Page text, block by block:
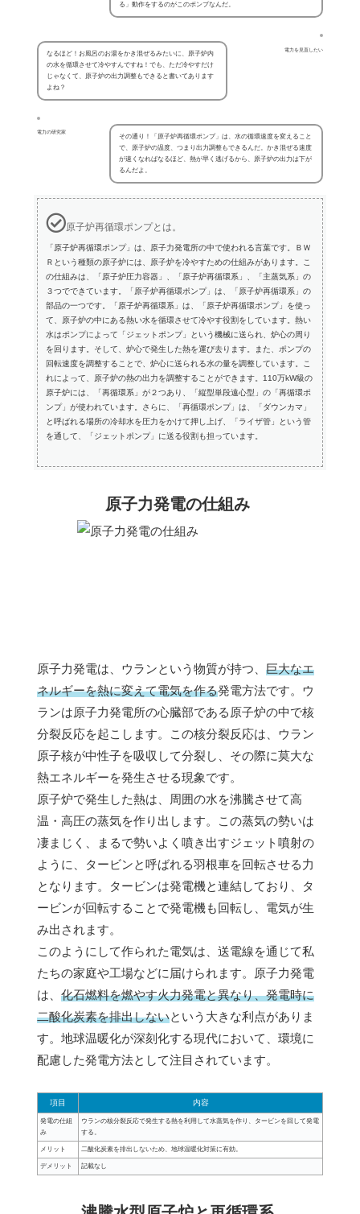
る」動作をするのがこのポンプなんだ。
電力を見直したい
なるほど！お風呂のお湯をかき混ぜるみたいに、原子炉内
の水を循環させて冷やすんですね！でも、ただ冷やすだけ
じゃなくて、原子炉の出力調整もできると書いてあります
よね？
電力の研究家
その通り！「原子炉再循環ポンプ」は、水の循環速度を変えること
で、原子炉の温度、つまり出力調整もできるんだ。かき混ぜる速度
が速くなればなるほど、熱が早く逃げるから、原子炉の出力は下が
るんだよ。
原子炉再循環ポンプとは。
「原子炉再循環ポンプ」は、原子力発電所の中で使われる言葉です。ＢＷ
Ｒという種類の原子炉には、原子炉を冷やすための仕組みがあります。こ
の仕組みは、「原子炉圧力容器」、「原子炉再循環系」、「主蒸気系」の
３つでできています。「原子炉再循環ポンプ」は、「原子炉再循環系」の
部品の一つです。「原子炉再循環系」は、「原子炉再循環ポンプ」を使っ
て、原子炉の中にある熱い水を循環させて冷やす役割をしています。熱い
水はポンプによって「ジェットポンプ」という機械に送られ、炉心の周り
を回ります。そして、炉心で発生した熱を運び去ります。また、ポンプの
回転速度を調整することで、炉心に送られる水の量を調整しています。こ
れによって、原子炉の熱の出力を調整することができます。110万kW級の
原子炉には、「再循環系」が２つあり、「縦型単段遠心型」の「再循環ポ
ンプ」が使われています。さらに、「再循環ポンプ」は、「ダウンカマ」
と呼ばれる場所の冷却水を圧力をかけて押し上げ、「ライザ管」という管
を通して、「ジェットポンプ」に送る役割も担っています。
原子力発電の仕組み
原子力発電は、ウランという物質が持つ、 巨大なエ
ネルギーを熱に変えて電気を作る発電方法です。ウ
ランは原子力発電所の心臓部である原子炉の中で核
分裂反応を起こします。この核分裂反応は、ウラン
原子核が中性子を吸収して分裂し、その際に莫大な
熱エネルギーを発生させる現象です。
原子炉で発生した熱は、周囲の水を沸騰させて高
温・高圧の蒸気を作り出します。この蒸気の勢いは
凄まじく、まるで勢いよく噴き出すジェット噴射の
ように、タービンと呼ばれる羽根車を回転させる力
となります。タービンは発電機と連結しており、タ
ービンが回転することで発電機も回転し、電気が生
み出されます。
このようにして作られた電気は、送電線を通じて私
たちの家庭や工場などに届けられます。原子力発電
は、 化石燃料を燃やす火力発電と異なり、発電時に
二酸化炭素を排出しないという大きな利点がありま
す。地球温暖化が深刻化する現代において、環境に
配慮した発電方法として注目されています。
項目 内容
発電の仕組
み
ウランの核分裂反応で発生する熱を利用して水蒸気を作り、タービンを回して発電
する。
メリット 二酸化炭素を排出しないため、地球温暖化対策に有効。
デメリット 記載なし